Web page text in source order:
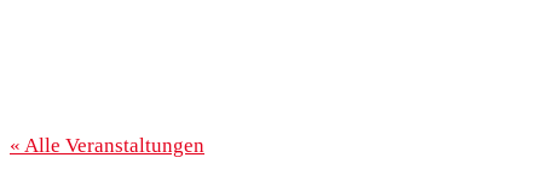
« Alle Veranstaltungen